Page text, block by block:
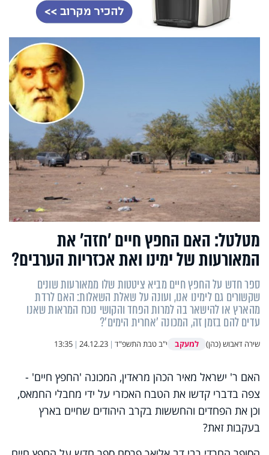
מטלטל: האם החפץ חיים 'חזה' את
המאורעות של ימינו ואת אכזריות הערבים?
ספר חדש על החפץ חיים מביא ציטטות שלו ממאורעות שונים
שקשורים גם לימינו אנו, ועונה על שאלת השאלות: האם לרדת
מהארץ או להישאר בה למרות הפחד והקושי נוכח המראות שאנו
עדים להם בזמן זה, המכונה 'אחרית הימים'?
שירה דאבוש (כהן) למעקב י"ב טבת התשפ"ד |
24.12.23
|
13:35
האם ר' ישראל מאיר הכהן מראדין, המכונה 'החפץ חיים' -
צפה בדברי קדשו את הטבח האכזרי על ידי מחבלי החמאס,
וכן את הפחדים והחששות בקרב היהודים שחיים בארץ
בעקבות זאת?